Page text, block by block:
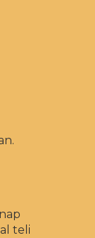
teli